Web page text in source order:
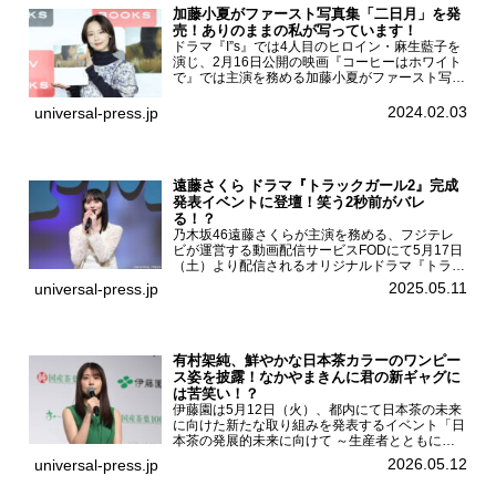
加藤小夏がファースト写真集「二日月」を発
売！ありのままの私が写っています！
ドラマ『I”s』では4人目のヒロイン・麻生藍子を
演じ、2月16日公開の映画『コーヒーはホワイト
で』では主演を務める加藤小夏がファースト写真
記念イベントをHMV＆BOOKS SHIBUYAで開催
universal-press.jp 2024.02.03
遠藤さくら ドラマ『トラックガール2』完成
発表イベントに登壇！笑う2秒前がバレ
る！？
乃木坂46遠藤さくらが主演を務める、フジテレ
ビが運営する動画配信サービスFODにて5月17日
（土）より配信されるオリジナルドラマ『トラッ
クガール2』の完成発表イベントが５月10日
（土）都内で開催された。FODドラマ『トラック
universal-press.jp 2025.05.11
有村架純、鮮やかな日本茶カラーのワンピー
ス姿を披露！なかやまきんに君の新ギャグに
は苦笑い！？
伊藤園は5月12日（火）、都内にて日本茶の未来
に向けた新たな取り組みを発表するイベント「日
本茶の発展的未来に向けて ～生産者とともに。
日本茶を世界へ～」を開催。イベントには伊藤園
のCMキャラクターを務める有村架純、伊藤園よ
universal-press.jp 2026.05.12